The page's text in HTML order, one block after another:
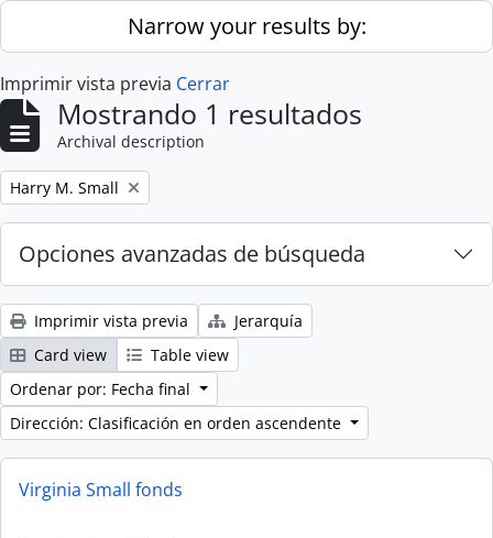
Skip to main contentNarrow your results by:
Imprimir vista previa Cerrar
Mostrando 1 resultados
Archival description
Remove filter:
Harry M. Small
Opciones avanzadas de búsqueda
Imprimir vista previa
Jerarquía
Card view
Table view
Ordenar por: Fecha final
Dirección: Clasificación en orden ascendente
Virginia Small fonds